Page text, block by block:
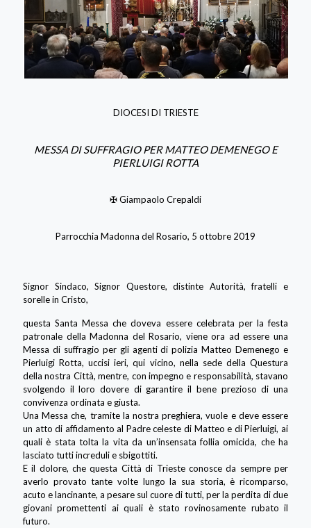
DIOCESI DI TRIESTE
MESSA DI SUFFRAGIO PER MATTEO DEMENEGO E
PIERLUIGI ROTTA
✠ Giampaolo Crepaldi
Parrocchia Madonna del Rosario, 5 ottobre 2019
Signor Sindaco, Signor Questore, distinte Autorità, fratelli e
sorelle in Cristo,
questa Santa Messa che doveva essere celebrata per la festa
patronale della Madonna del Rosario, viene ora ad essere una
Messa di suffragio per gli agenti di polizia Matteo Demenego e
Pierluigi Rotta, uccisi ieri, qui vicino, nella sede della Questura
della nostra Città, mentre, con impegno e responsabilità, stavano
svolgendo il loro dovere di garantire il bene prezioso di una
convivenza ordinata e giusta.
Una Messa che, tramite la nostra preghiera, vuole e deve essere
un atto di affidamento al Padre celeste di Matteo e di Pierluigi, ai
quali è stata tolta la vita da un’insensata follia omicida, che ha
lasciato tutti increduli e sbigottiti.
E il dolore, che questa Città di Trieste conosce da sempre per
averlo provato tante volte lungo la sua storia, è ricomparso,
acuto e lancinante, a pesare sul cuore di tutti, per la perdita di due
giovani promettenti ai quali è stato rovinosamente rubato il
futuro.